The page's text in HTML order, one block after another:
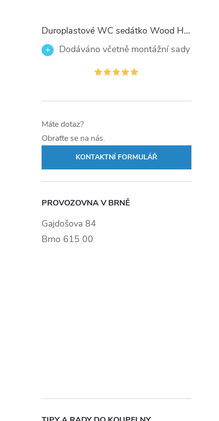
Duroplastové WC sedátko Wood Heart 82377 se zpomalovacím mechanismem SOFT-CLOSE
Dodáváno včetně montážní sady
Máte dotaz?
Obraťte se na nás.
KONTAKTNÍ FORMULÁŘ
PROVOZOVNA V BRNĚ
Gajdošova 84
Brno 615 00